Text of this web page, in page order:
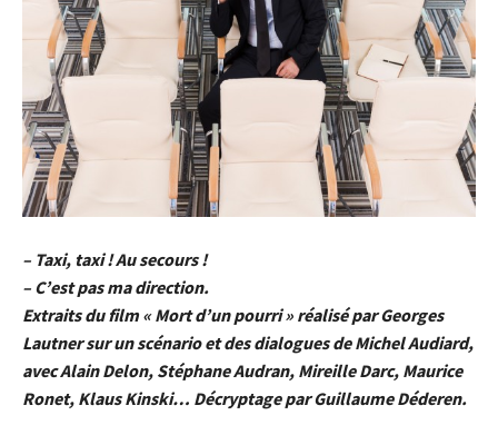
– Taxi, taxi ! Au secours !
– C’est pas ma direction.
Extraits du film « Mort d’un pourri » réalisé par Georges
Lautner sur un scénario et des dialogues de Michel Audiard,
avec Alain Delon, Stéphane Audran, Mireille Darc, Maurice
Ronet, Klaus Kinski… Décryptage par Guillaume Déderen.